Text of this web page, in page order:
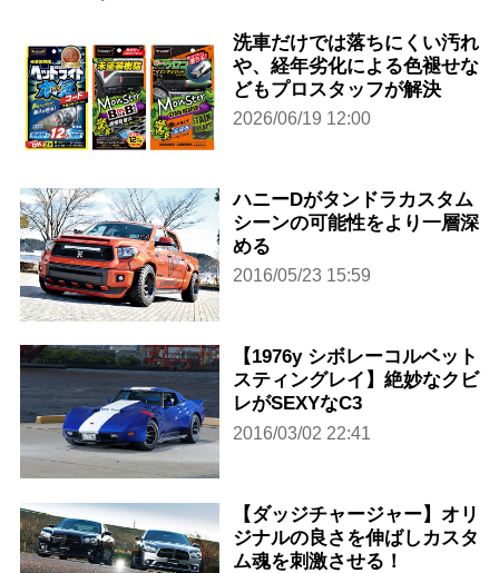
洗車だけでは落ちにくい汚れ
や、経年劣化による色褪せな
どもプロスタッフが解決
2026/06/19 12:00
ハニーDがタンドラカスタム
シーンの可能性をより一層深
める
2016/05/23 15:59
【1976y シボレーコルベット
スティングレイ】絶妙なクビ
レがSEXYなC3
2016/03/02 22:41
【ダッジチャージャー】オリ
ジナルの良さを伸ばしカスタ
ム魂を刺激させる！